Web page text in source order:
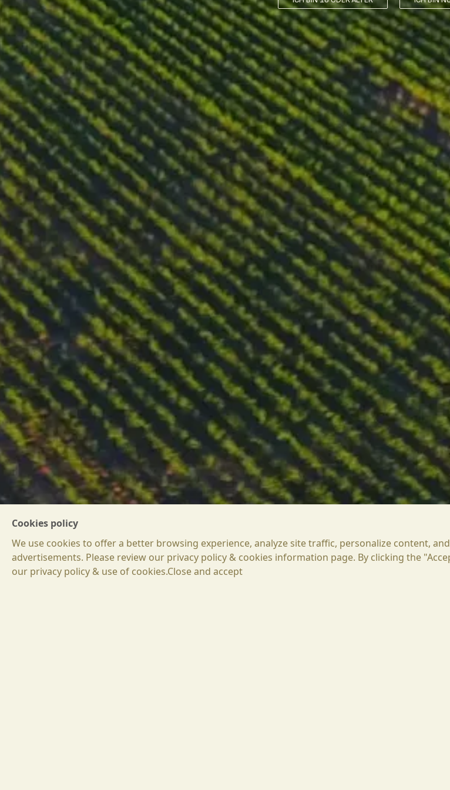
БГ
EN
DE
EN
DE
Lagerung
Der gesamte Wein wird über einen Zeitraum von 12 Monaten in neuen 225 l
Reifung von 6 Jahren in der Flasche vor der
Die Farbe ist ein tiefes und intensives Rubinrot. Die Geruchsnote ist komplex und
gewürztem Fleisch und erdigen Untertönen. Der Wein hat einen straffen,
einem likörartigen Nachgeschmack mit eleganten
Dieser Wein harmoniert gut mit getrocknetem rotem Fleisch, Wildgerichten und
Cookies policy
We use cookies to offer a better browsing experience, analyze site traffic, personalize content,
advertisements. Please review our privacy policy & cookies information page. By clicking the
our privacy policy & use of cookies.Close and accept